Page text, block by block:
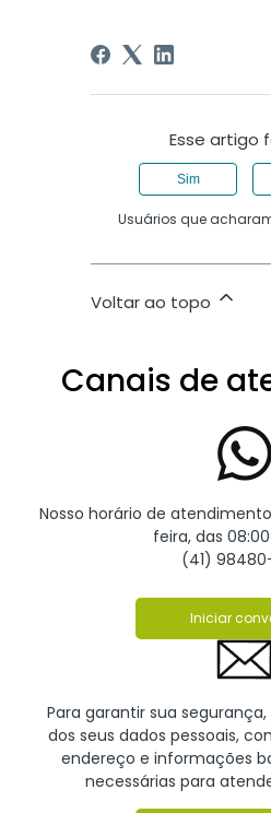
Esse artigo
Sim
Usuários que
Voltar ao topo
Canais de
Nosso horário de
feira, das 08:00
(41)
Iniciar
Para garantir sua
dos seus dados pessoais,
endereço e informações
necessárias para